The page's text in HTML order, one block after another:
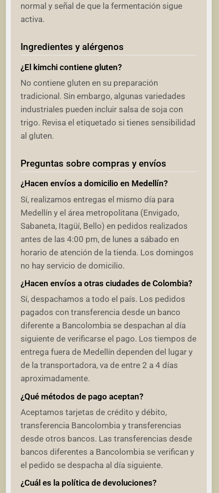
normal y señal de que la fermentación sigue
activa.
Ingredientes y alérgenos
¿El kimchi contiene gluten?
No contiene gluten en su preparación
tradicional. Sin embargo, algunas variedades
industriales pueden incluir salsa de soja con
trigo. Revisa el etiquetado si tienes sensibilidad
al gluten.
Preguntas sobre compras y envíos
¿Hacen envíos a domicilio en Medellín?
Sí, realizamos entregas el mismo día para
Medellín y el área metropolitana (Envigado,
Sabaneta, Itagüí, Bello) en pedidos realizados
antes de las 4:00 pm, de lunes a sábado en
horario de atención de la tienda. Los domingos
no hay servicio de domicilio.
¿Hacen envíos a otras ciudades de Colombia?
Sí, despachamos a todo el país. Los pedidos
pagados con transferencia desde un banco
diferente a Bancolombia se despachan al día
siguiente de verificarse el pago. Los tiempos de
entrega fuera de Medellín dependen del lugar y
de la transportadora, va de entre 2 a 4 días
aproximadamente.
¿Qué métodos de pago aceptan?
Aceptamos tarjetas de crédito y débito,
transferencia Bancolombia y transferencias
desde otros bancos. Las transferencias desde
bancos diferentes a Bancolombia se verifican y
el pedido se despacha al día siguiente.
¿Cuál es la política de devoluciones?